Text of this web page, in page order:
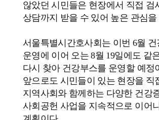
않았던 시민들은 현장에서 직접 검
상담까지 받을 수 있어 높은 관심을
서울특별시간호사회는 이번 6월
운영에 이어 오는 8월 19일에도 같
다시 찾아 건강부스를 운영할 예정
앞으로도 시민들이 있는 현장을 직
지역사회와 함께하는 다양한 건강
사회공헌 사업을 지속적으로 이어